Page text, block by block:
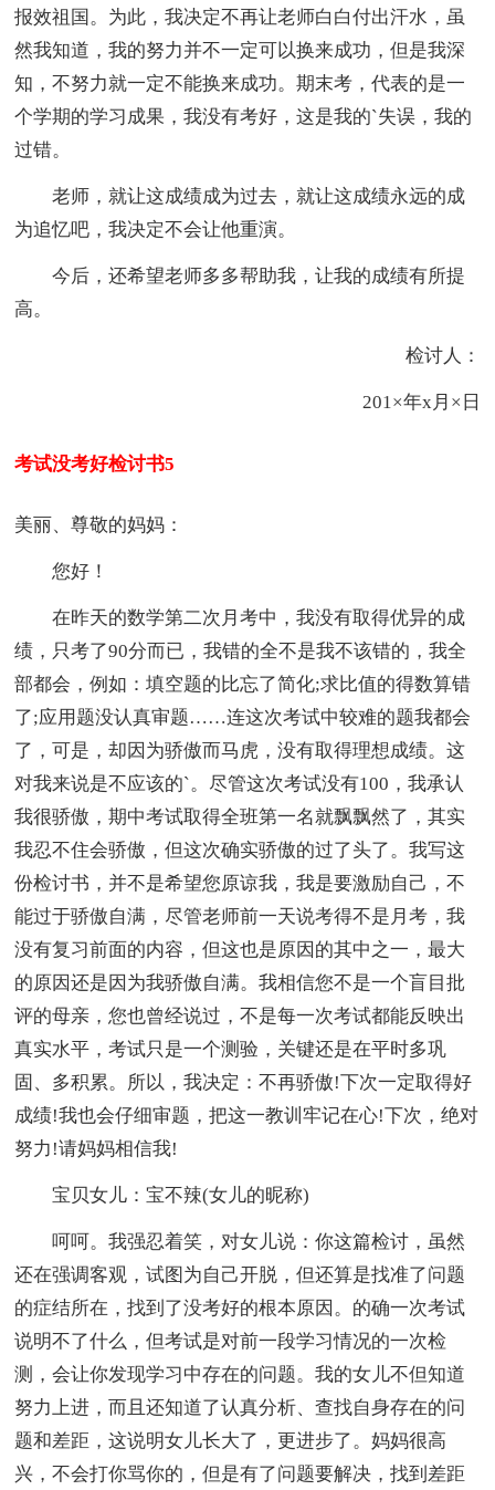
报效祖国。为此，我决定不再让老师白白付出汗水，虽
然我知道，我的努力并不一定可以换来成功，但是我深
知，不努力就一定不能换来成功。期末考，代表的是一
个学期的学习成果，我没有考好，这是我的`失误，我的
过错。
老师，就让这成绩成为过去，就让这成绩永远的成
为追忆吧，我决定不会让他重演。
今后，还希望老师多多帮助我，让我的成绩有所提
高。
检讨人：
201×年x月×日
考试没考好检讨书5
美丽、尊敬的妈妈：
您好！
在昨天的数学第二次月考中，我没有取得优异的成
绩，只考了90分而已，我错的全不是我不该错的，我全
部都会，例如：填空题的比忘了简化;求比值的得数算错
了;应用题没认真审题……连这次考试中较难的题我都会
了，可是，却因为骄傲而马虎，没有取得理想成绩。这
对我来说是不应该的`。尽管这次考试没有100，我承认
我很骄傲，期中考试取得全班第一名就飘飘然了，其实
我忍不住会骄傲，但这次确实骄傲的过了头了。我写这
份检讨书，并不是希望您原谅我，我是要激励自己，不
能过于骄傲自满，尽管老师前一天说考得不是月考，我
没有复习前面的内容，但这也是原因的其中之一，最大
的原因还是因为我骄傲自满。我相信您不是一个盲目批
评的母亲，您也曾经说过，不是每一次考试都能反映出
真实水平，考试只是一个测验，关键还是在平时多巩
固、多积累。所以，我决定：不再骄傲!下次一定取得好
成绩!我也会仔细审题，把这一教训牢记在心!下次，绝对
努力!请妈妈相信我!
宝贝女儿：宝不辣(女儿的昵称)
呵呵。我强忍着笑，对女儿说：你这篇检讨，虽然
还在强调客观，试图为自己开脱，但还算是找准了问题
的症结所在，找到了没考好的根本原因。的确一次考试
说明不了什么，但考试是对前一段学习情况的一次检
测，会让你发现学习中存在的问题。我的女儿不但知道
努力上进，而且还知道了认真分析、查找自身存在的问
题和差距，这说明女儿长大了，更进步了。妈妈很高
兴，不会打你骂你的，但是有了问题要解决，找到差距